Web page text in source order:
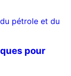
acquis dans
peut être
au niveau
de
pétrole et du
pour